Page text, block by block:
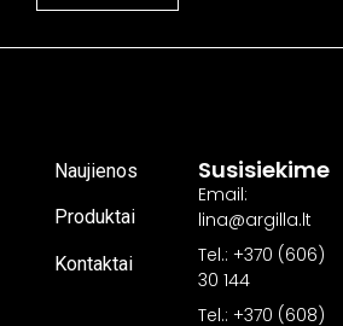
Naujienos
Produktai
Kontaktai
Susisiekime
Email:
lina@argilla.lt
Tel.: +370 (606)
30 144
Tel.: +370 (608)